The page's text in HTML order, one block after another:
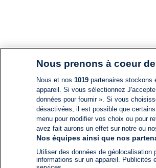
Nous prenons à coeur
Nous et nos 1019partenaires stockons
appareil. Si vous sélectionnez
données pour fournir ». Si vous
désactivées, il est possible que
menu pour modifier vos choix ou pour
avez fait aurons un effet sur notre ou
Nos équipes ainsi que nos
Utiliser des données de géolocalisation
informations sur un appareil. Publicités